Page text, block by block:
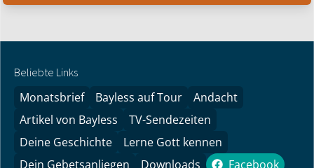
Beliebte Links
Monatsbrief Bayless auf Tour
Andacht
Artikel von Bayless
TV-Sendezeiten
Deine Geschichte
Lerne Gott kennen
Dein Gebetsanliegen
Downloads Facebook